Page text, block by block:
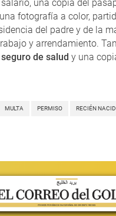
una copia del
fotografía a color,
del padre y de la
y arrendamiento.
seguro de salud y una
MULTA PERMISO RECIÉN